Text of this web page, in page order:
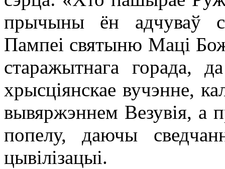
прычыны ён адчуваў
Пампеі святыню Маці
старажытнага горада,
хрысціянскае вучэнне,
вывяржэннем Везувія, а
попелу, даючы
цывілізацыі.